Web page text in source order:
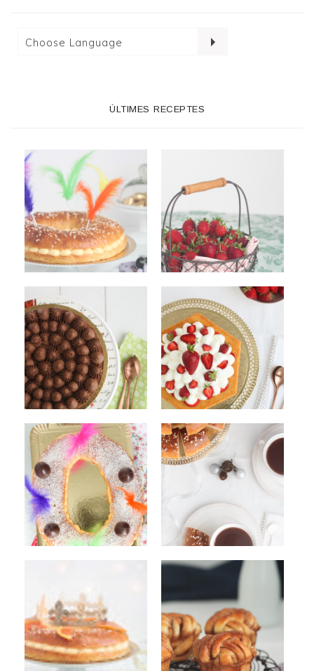
ÚLTIMES RECEPTES